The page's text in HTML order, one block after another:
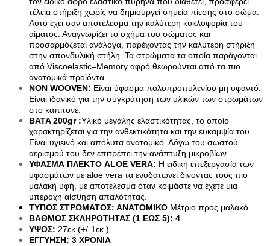
Σκηνές Pop up
Σκηνές wc
Σκηνές Αυτόματες
Σκηνές Παράλιας
Σκίαστρα Παραλλαγής
Στηρίγματα Βάσης Αιώρας
Στρωματά Ύπνου Φουσκωτά
Ταξιδιωτικά Σακίδια
Τοίχοι Για Κιόσκια
Τσαντάκια Κρεμαστά
Υπνόσακοι
Υπόστεγο Αντιηλιακό
Υποστρώματα
Χημικά Υγρά
Χημικές Τουαλέτες
Ψυγεία
Ψυγειοτσάντες
Είδη Κατάδυσης
Αναπνευστήρες
Βατραχοπέδιλα
Γιλέκο Διάσωσης
Γυαλάκια Πισίνας
Ζώνες Πλεύσης
Μάσκες
Μαχαίρια Κατάδυσης
Σανίδες Κολύμβησης
Σετ Μάσκα-Αναπνευστήρας
Σημαδούρα
Σκουφάκια Πισίνας
Στολές Κατάδυσης
Υποδήματα Θαλάσσης
Υποδήματα Παράλιας
τέλεια στήριξη χωρίς να δημιουργεί σημεία πίεσης στο σώμα.
Αυτό έχει σαν αποτέλεσμα την καλύτερη κυκλοφορία του
αίματος. Αναγνωρίζει το σχήμα του σώματος και
προσαρμόζεται ανάλογα, παρέχοντας την καλύτερη στήριξη
στην σπονδυλική στήλη. Τα στρώματα τα οποία παράγονται
από Viscoelastic–Memory αφρό θεωρούνται από τα πιο
ανατομικά προϊόντα.
NON WOOVEN: Είναι ύφασμα πολυπροπυλενίου μη υφαντό.
Είναι ιδανικό για την συγκράτηση των υλικών των στρωμάτων
στο καπιτονέ.
BATA 200gr :Υλικό μεγάλης ελαστικότητας, το οποίο
χαρακτηρίζεται για την ανθεκτικότητα και την ευκαμψία του.
Είναι υγιεινό και απόλυτα ανατομικό. Λόγω του σωστού
αερισμού του δεν επιτρέπει την ανάπτυξη μικροβίων.
ΥΦΑΣΜΑ ΠΛΕΚΤΟ ALOE VERA: Η ειδική επεξεργασία των
υφασμάτων με aloe vera τα ενυδατώνει δίνοντας τους πιο
μαλακή υφή, με αποτέλεσμα όταν κοιμάστε να έχετε μια
υπέροχη αίσθηση απαλότητας.
ΤΥΠΟΣ ΣΤΡΩΜΑΤΟΣ: ΑΝΑΤΟΜΙΚΟ Μέτριο προς μαλακό
ΒΑΘΜΟΣ ΣΚΛΗΡΟΤΗΤΑΣ (1 ΕΩΣ 5): 4
ΥΨΟΣ: 27εκ.(+/-1εκ.)
ΕΓΓΥΗΣΗ: 3 ΧΡΟΝΙΑ